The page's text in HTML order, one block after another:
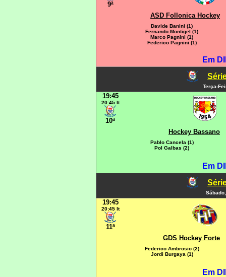
9ª
ASD Follonica Hockey
Davide Banini (1)
Fernando Montigel (1)
Marco Pagnini (1)
Federico Pagnini (1)
Em
Terça-
19:45
20:45 It
10ª
Hockey Bassano
Pablo Cancela (1)
Pol Galbas (2)
Em
19:45
20:45 It
11ª
GDS Hockey Forte
Federico Ambrosio (2)
Jordi Burgaya (1)
Em